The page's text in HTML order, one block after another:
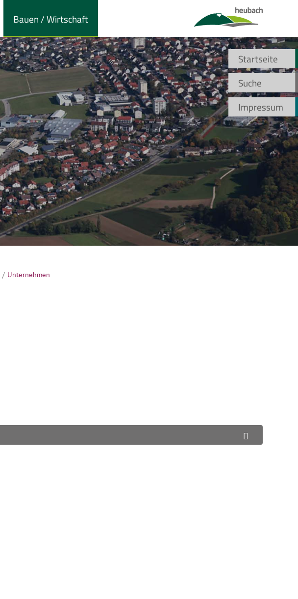
Bauen / Wirtschaft
Startseite
Suche
Impressum
/ Unternehmen